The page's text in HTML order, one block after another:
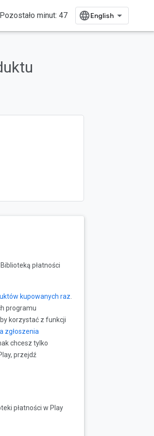
Pozostało minut: 47
płatności
kupowanych raz
programu
korzystać z funkcji
zgłoszenia
chcesz tylko
przejdź
płatności w Play